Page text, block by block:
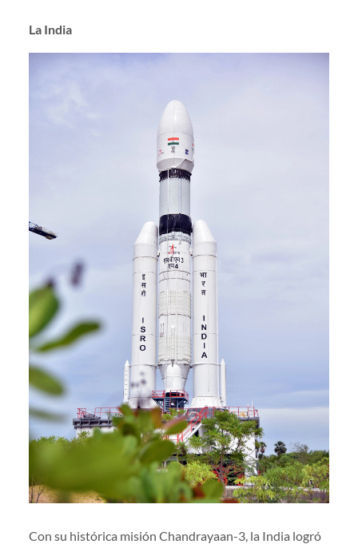
La India
Con su histórica misión Chandrayaan-3, la India logró